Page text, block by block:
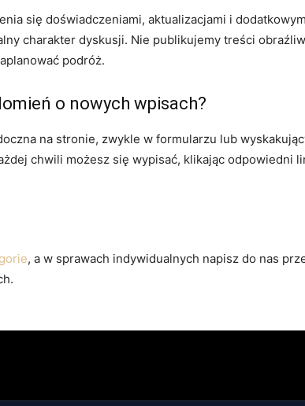
się doświadczeniami, aktualizacjami i
charakter dyskusji. Nie publikujemy treści
podróż.
o nowych wpisach?
na stronie, zwykle w formularzu lub
chwili możesz się wypisać, klikając odpowiedni
, a w sprawach indywidualnych napisz do nas